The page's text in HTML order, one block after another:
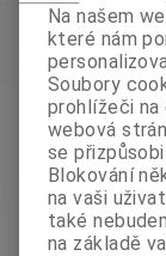
Tisk
bez
Na našem
které nám
Soubory
prohlížeči na
webová
se
Blokování
na vaši
také
na základě